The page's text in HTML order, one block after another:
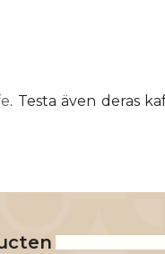
. Testa även deras